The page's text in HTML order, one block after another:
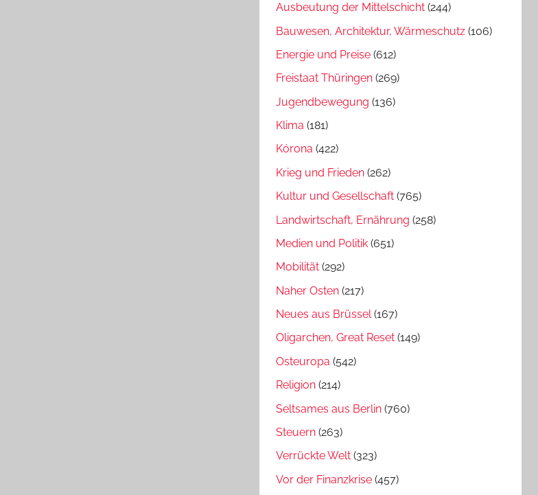
Ausbeutung der Mittelschicht (244)
Bauwesen, Architektur, Wärmeschutz (106)
Energie und Preise (612)
Freistaat Thüringen (269)
Jugendbewegung (136)
Klima (181)
Kórona (422)
Krieg und Frieden (262)
Kultur und Gesellschaft (765)
Landwirtschaft, Ernährung (258)
Medien und Politik (651)
Mobilität (292)
Naher Osten (217)
Neues aus Brüssel(167)
Oligarchen, Great Reset (149)
Osteuropa (542)
Religion (214)
Seltsames aus Berlin (760)
Steuern (263)
Verrückte Welt (323)
Vor der Finanzkrise (457)